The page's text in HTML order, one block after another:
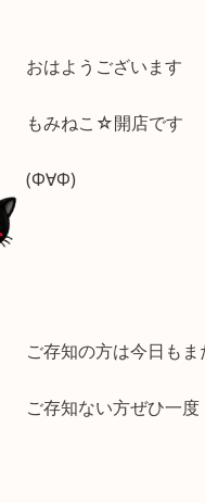
おはようございます
もみねこ☆開店です
(Φ∀Φ)
ご存知の方は今日もま
ご存知ない方ぜひ一度